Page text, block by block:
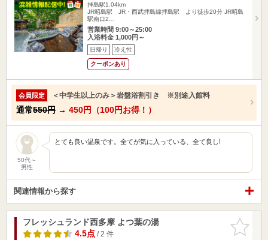
拝島駅1.04km
JR昭島駅 JR・西武拝島線拝島駅 より徒歩20分 JR昭島
駅南口2…
営業時間 9:00～25:00
入浴料金 1,000円～
日帰り 冷え性
クーポンあり
会員限定 ＜中学生以上のみ＞岩盤浴割引き ※別途入館料
通常550円 → 450円（100円お得！）
50代～
男性
とても良い温泉です。全てが気に入っている、全て良し!
関連情報から探す
お気に入
りに追加
フレッシュランド西多摩 よつ葉の湯
4.5点/ 2 件